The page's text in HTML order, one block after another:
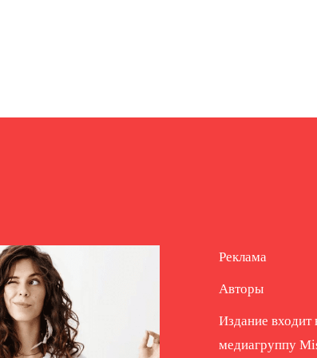
Реклама
Авторы
Издание входит
медиагруппу